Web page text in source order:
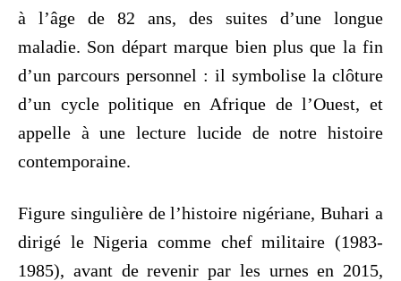
à l’âge de 82 ans, des suites d’une longue
maladie. Son départ marque bien plus que la fin
d’un parcours personnel : il symbolise la clôture
d’un cycle politique en Afrique de l’Ouest, et
appelle à une lecture lucide de notre histoire
contemporaine.
Figure singulière de l’histoire nigériane, Buhari a
dirigé le Nigeria comme chef militaire (1983-
1985), avant de revenir par les urnes en 2015,